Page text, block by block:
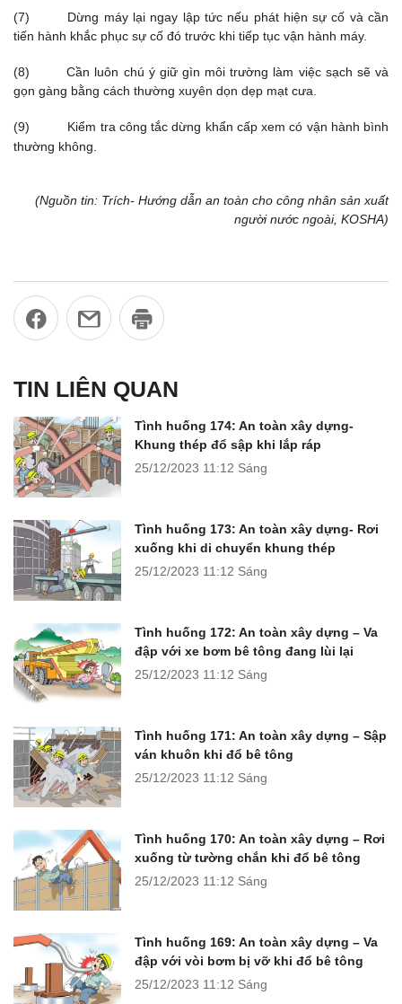
(7) Dừng máy lại ngay lập tức nếu phát hiện sự cố và cần
tiến hành khắc phục sự cố đó trước khi tiếp tục vận hành máy.
(8) Cần luôn chú ý giữ gìn môi trường làm việc sạch sẽ và
gọn gàng bằng cách thường xuyên dọn dẹp mạt cưa.
(9) Kiểm tra công tắc dừng khẩn cấp xem có vận hành bình
thường không.
(Nguồn tin: Trích- Hướng dẫn an toàn cho công nhân sản xuất
người nước ngoài, KOSHA)
TIN LIÊN QUAN
Tình huống 174: An toàn xây dựng-
Khung thép đổ sập khi lắp ráp
25/12/2023 11:12 Sáng
Tình huống 173: An toàn xây dựng- Rơi
xuống khi di chuyển khung thép
25/12/2023 11:12 Sáng
Tình huống 172: An toàn xây dựng – Va
đập với xe bơm bê tông đang lùi lại
25/12/2023 11:12 Sáng
Tình huống 171: An toàn xây dựng – Sập
ván khuôn khi đổ bê tông
25/12/2023 11:12 Sáng
Tình huống 170: An toàn xây dựng – Rơi
xuống từ tường chắn khi đổ bê tông
25/12/2023 11:12 Sáng
Tình huống 169: An toàn xây dựng – Va
đập với vòi bơm bị vỡ khi đổ bê tông
25/12/2023 11:12 Sáng